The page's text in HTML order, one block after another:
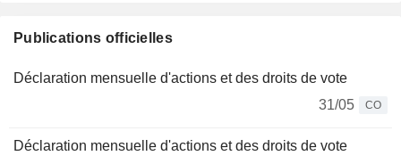
Publications officielles
Déclaration mensuelle d'actions et des droits de vote
31/05
CO
Déclaration mensuelle d'actions et des droits de vote